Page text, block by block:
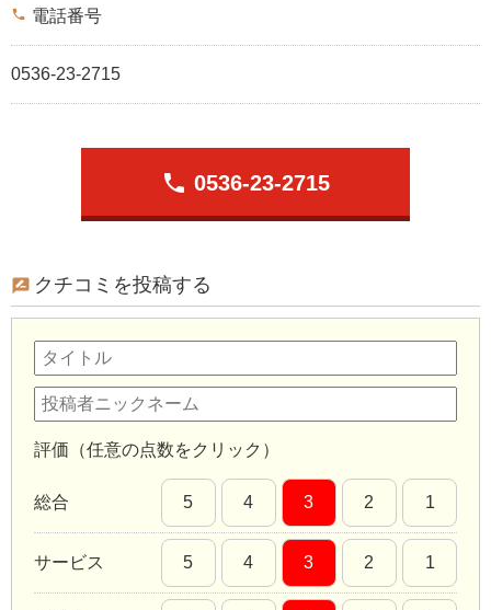
phone 電話番号
0536-23-2715
phone 0536-23-2715
クチコミを投稿する
評価（任意の点数をクリック）
総合 5 4 3 2 1
サービス 5 4 3 2 1